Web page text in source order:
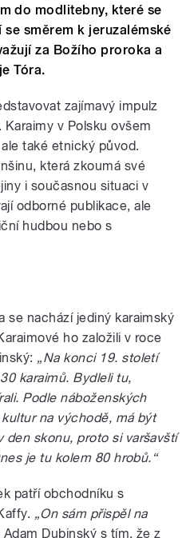
do modlitebny, které se
směrem k jeruzalémské
za Božího proroka a
Tóra.
zajímavý impulz
v Polsku ovšem
také etnický původ.
která zkoumá své
i současnou situaci v
odborné publikace, ale
hudbou nebo s
se nachází jediný karaimský
ho založili v roce
„Na konci 19. století
karaimů. Bydleli tu,
Podle náboženských
na východě, má být
den skonu, proto si varšavští
je tu kolem 80 hrobů.“
patří obchodníku s
„On sám přispěl na
Dubinský s tím, že z